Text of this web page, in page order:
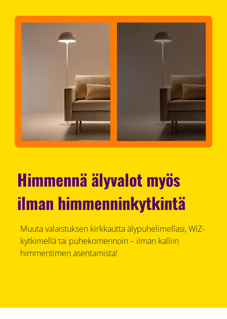
Himmennä älyvalot myös
ilman himmenninkytkintä
Muuta valaistuksen kirkkautta älypuhelimellasi, WiZ-
kytkimellä tai puhekomennoin – ilman kalliin
himmentimen asentamista!